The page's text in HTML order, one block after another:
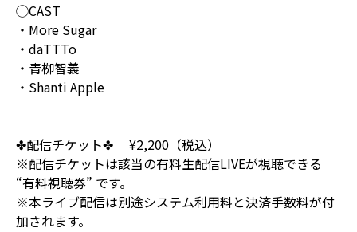
◯CAST
・More Sugar
・daTTTo
・青栁智義
・Shanti Apple
✤配信チケット✤ ¥2,200（税込）
※配信チケットは該当の有料生配信LIVEが視聴できる
“有料視聴券” です。
※本ライブ配信は別途システム利用料と決済手数料が付
加されます。